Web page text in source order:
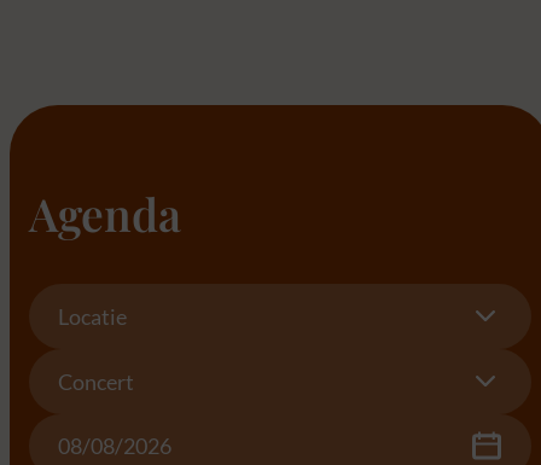
Agenda
Locatie
Concert